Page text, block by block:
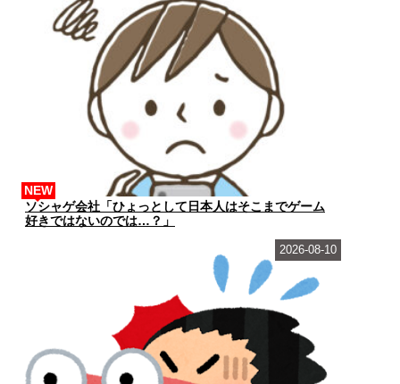
ソシャゲ会社「ひょっとして日本人はそこまでゲーム
好きではないのでは…？」
NEW
2026-08-10